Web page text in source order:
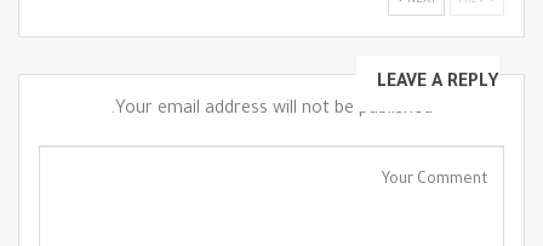
LEAVE A REPLY
Your email address will not be published.